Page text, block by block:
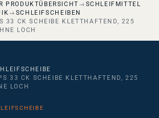
PRODUKTÜBERSICHT
SCHLEIFMITTEL
SCHLEIFSCHEIBEN
33 CK SCHEIBE KLETTHAFTEND, 225
LOCH
33 CK SCHEIBE KLETTHAFTEND, 225
LOCH